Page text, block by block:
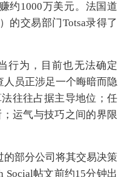
约1000万美元。法国道
的交易部门Totsa录得了
行为，目前也无法确定
人员正涉足一个晦暗而隐
往往占据主导地位；任
运气与技巧之间的界限
的部分公司将其交易决策
Social帖文前约15分钟出